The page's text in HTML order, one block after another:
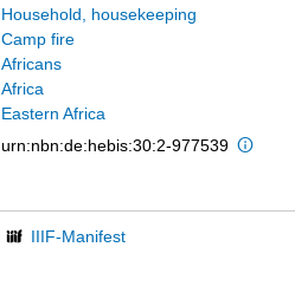
Household, housekeeping
Camp fire
Africans
Africa
Eastern Africa
urn:nbn:de:hebis:30:2-977539
IIIF-Manifest